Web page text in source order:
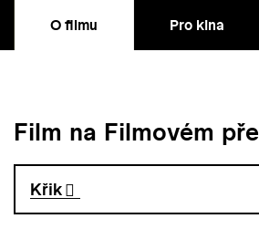
O filmu Pro kina
Film na Filmovém
Křik